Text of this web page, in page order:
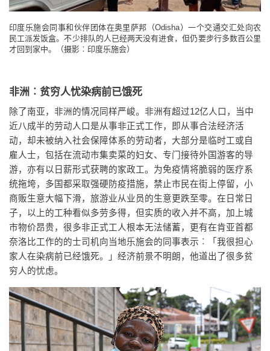
印度乐施会同事和伙伴团体在奥里萨邦（Odisha）一个交通交汇处向农
民工派发饭盒。不少排队的人已经两天没有进食，但仍要步行多数百公里
才回到家中。（摄影︰印度乐施会）
非洲︰贫穷人忧染病前已饿死
除了南亚，非洲的情况同样严峻。非洲有超过12亿人口，当中
近八成半的劳动人口是从事非正式工作，即从事合法经济活
动，却未被纳入社会保障体系的劳动者，大部分是临时工或自
雇人士，包括在流动市集卖菜的妇女、专门接待外国游客的导
游，亦有以日薪形式获聘的家政工。为免疫情将脆弱的医疗系
统拖垮，多国都采取强硬防疫措施，禁止市民在街上停留，小
商贩生意大幅下滑，旅游业从业员的生意更跌至零。在日常日
子，以上的工种看似多劳多得，但实质的收入并不高，加上城
市物价昂贵，很多非正式工人根本无法储蓄，更有在肯亚首都
奈洛比工作的的士司机向当地乐施会的同事表示︰「我很担心
家人在染病前已经饿死。」经济前景不明朗，他道出了很多贫
穷人的忧虑。